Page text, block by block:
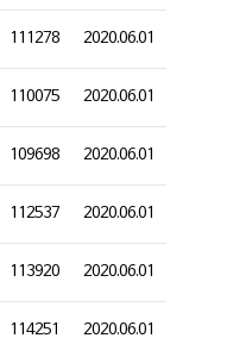
111278 2020.06.01
110075 2020.06.01
109698 2020.06.01
112537 2020.06.01
113920 2020.06.01
114251 2020.06.01